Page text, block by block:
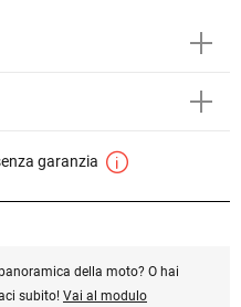
garanzia
della moto? O hai
subito! Vai al modulo